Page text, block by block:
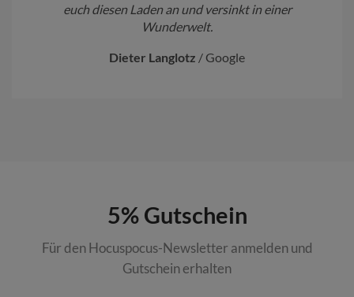
euch diesen Laden an und versinkt in einer
Wunderwelt.
Dieter Langlotz / Google
5% Gutschein
Für den Hocuspocus-Newsletter anmelden und
Gutschein erhalten